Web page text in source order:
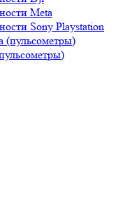
Meta
Sony Playstation